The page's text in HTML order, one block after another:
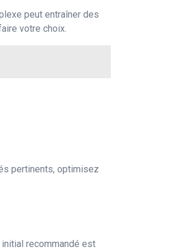
peut entraîner des
votre choix.
pertinents, optimisez
recommandé est